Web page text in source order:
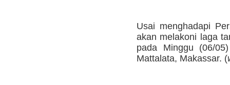
Usai menghadapi
akan melakoni laga
pada Minggu (06/
Mattalata, Makassar. (